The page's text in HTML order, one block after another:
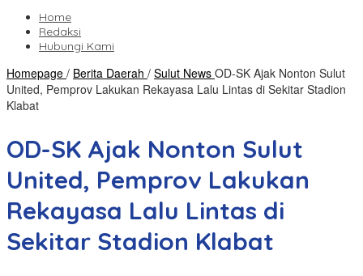
Home
Redaksi
Hubungi Kami
Homepage / Berita Daerah / Sulut News OD-SK Ajak Nonton Sulut
United, Pemprov Lakukan Rekayasa Lalu Lintas di Sekitar Stadion
Klabat
OD-SK Ajak Nonton Sulut
United, Pemprov Lakukan
Rekayasa Lalu Lintas di
Sekitar Stadion Klabat